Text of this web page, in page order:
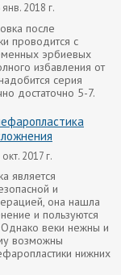
2018 г.
после
проводится с
эрбиевых
избавления от
серия
достаточно 5-7.
2017 г.
является
и
она нашла
и пользуются
веки нежны и
возможны
нижних